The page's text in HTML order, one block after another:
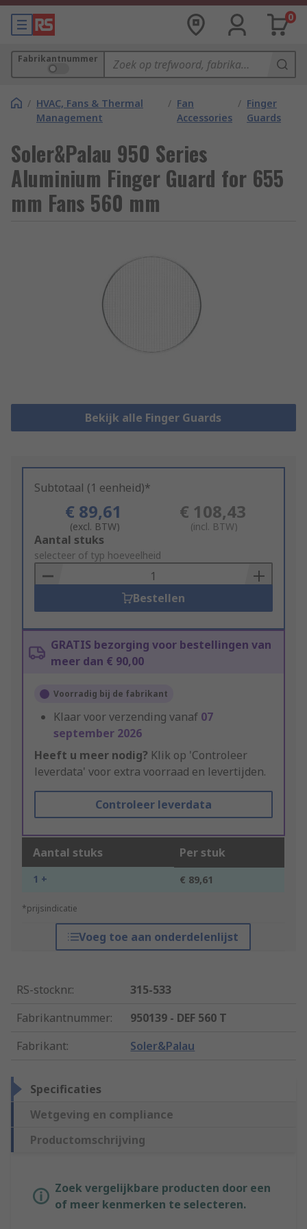
0
Fabrikantnummer
/ HVAC, Fans & Thermal
Management
/ Fan
Accessories
/ Finger
Guards
Soler&Palau 950 Series
Aluminium Finger Guard for 655
mm Fans 560 mm
Bekijk alle Finger Guards
Subtotaal (1 eenheid)*
€ 89,61
(excl. BTW)
€ 108,43
(incl. BTW)
Add
to
Basket
Aantal stuks
selecteer of typ hoeveelheid
Bestellen
GRATIS bezorging voor bestellingen van
meer dan € 90,00
Voorradig bij de fabrikant
Klaar voor verzending vanaf 07
september 2026
Heeft u meer nodig? Klik op 'Controleer
leverdata' voor extra voorraad en levertijden.
Controleer leverdata
Aantal stuks Per stuk
1 + € 89,61
*prijsindicatie
Voeg toe aan onderdelenlijst
RS-stocknr.:
315-533
Fabrikantnummer:
950139 - DEF 560 T
Fabrikant: Soler&Palau
Specificaties
Wetgeving en compliance
Productomschrijving
Zoek vergelijkbare producten door een
of meer kenmerken te selecteren.